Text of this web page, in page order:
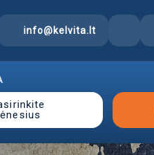
info@kelvita.lt